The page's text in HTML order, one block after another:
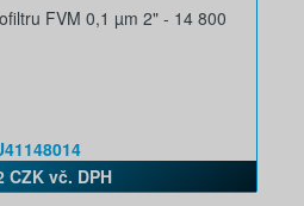
FVM 0,1 µm 2" - 14 800
CZK vč. DPH